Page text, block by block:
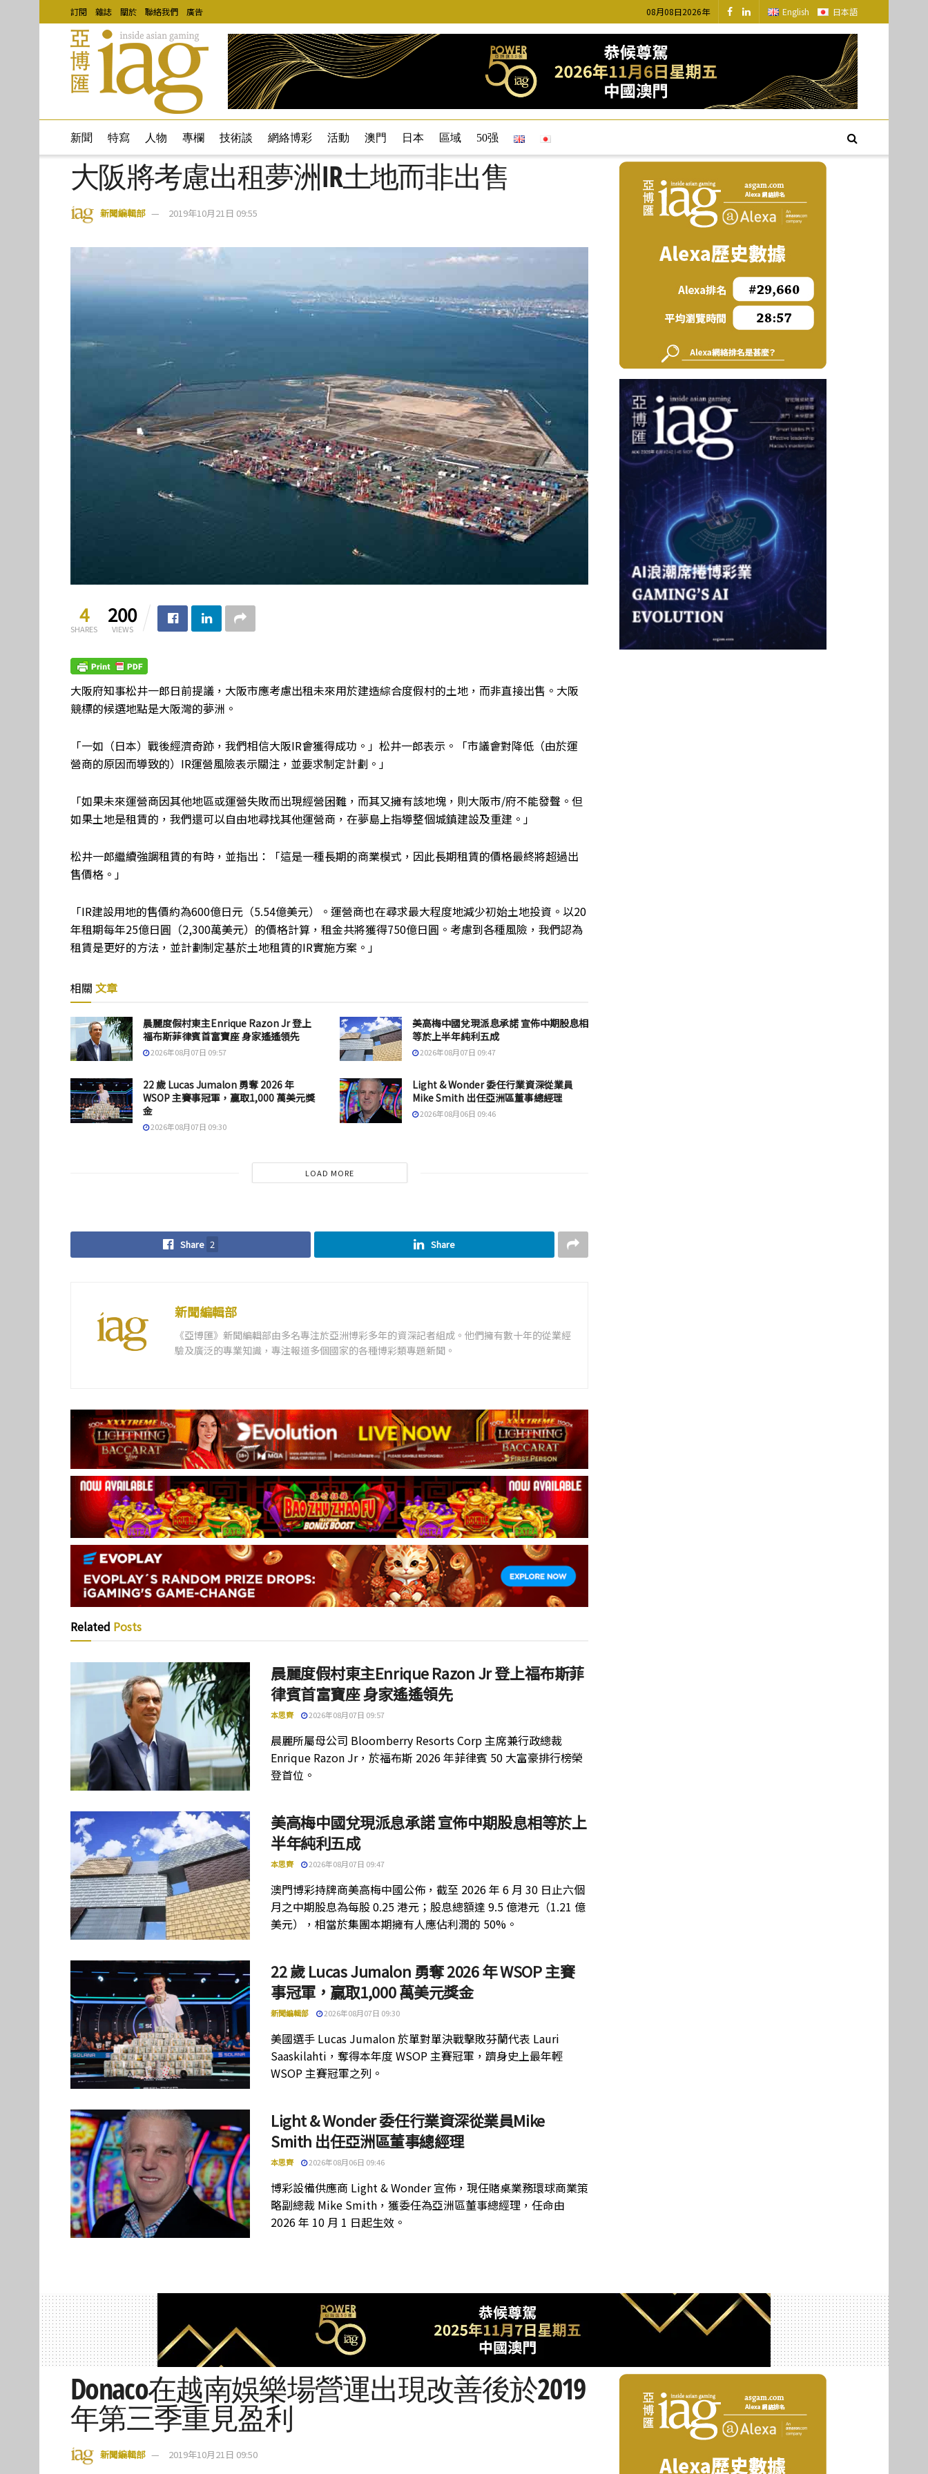
訂閱 雜誌 關於 聯絡我們 廣告 08月08日2026年 English 日本語
新聞 特寫 人物 專欄 技術談 網絡博彩 活動 澳門 日本 區域 50强
大阪將考慮出租夢洲IR土地而非出售
新聞編輯部 2019年10月21日 09:55
4
SHARES
200
VIEWS
大阪府知事松井一郎日前提議，大阪市應考慮出租未來用於建造綜合度假村的土地，而非直接出售。大阪
競標的候選地點是大阪灣的夢洲。
「一如（日本）戰後經濟奇跡，我們相信大阪IR會獲得成功。」松井一郎表示。「市議會對降低（由於運
營商的原因而導致的）IR運營風險表示關注，並要求制定計劃。」
「如果未來運營商因其他地區或運營失敗而出現經營困難，而其又擁有該地塊，則大阪市/府不能發聲。但
如果土地是租賃的，我們還可以自由地尋找其他運營商，在夢島上指導整個城鎮建設及重建。」
松井一郎繼續強調租賃的有時，並指出：「這是一種長期的商業模式，因此長期租賃的價格最終將超過出
售價格。」
「IR建設用地的售價約為600億日元（5.54億美元）。運營商也在尋求最大程度地減少初始土地投資。以20
年租期每年25億日圓（2,300萬美元）的價格計算，租金共將獲得750億日圓。考慮到各種風險，我們認為
租賃是更好的方法，並計劃制定基於土地租賃的IR實施方案。」
相關 文章
晨麗度假村東主Enrique Razon Jr 登上
福布斯菲律賓首富寶座 身家遙遙領先
2026年08月07日 09:57
美高梅中國兌現派息承諾 宣佈中期股息相
等於上半年純利五成
2026年08月07日 09:47
22 歲 Lucas Jumalon 勇奪 2026 年
WSOP 主賽事冠軍，贏取1,000 萬美元獎
金
2026年08月07日 09:30
Light & Wonder 委任行業資深從業員
Mike Smith 出任亞洲區董事總經理
2026年08月06日 09:46
LOAD MORE
Share 2 Share
新聞編輯部
《亞博匯》新聞編輯部由多名專注於亞洲博彩多年的資深記者組成。他們擁有數十年的從業經
驗及廣泛的專業知識，專注報道多個國家的各種博彩類專題新聞。
Related Posts
晨麗度假村東主Enrique Razon Jr 登上福布斯菲
律賓首富寶座 身家遙遙領先
本思齊 2026年08月07日 09:57
晨麗所屬母公司 Bloomberry Resorts Corp 主席兼行政總裁
Enrique Razon Jr，於福布斯 2026 年菲律賓 50 大富豪排行榜榮
登首位。
美高梅中國兌現派息承諾 宣佈中期股息相等於上
半年純利五成
本思齊 2026年08月07日 09:47
澳門博彩持牌商美高梅中國公佈，截至 2026 年 6 月 30 日止六個
月之中期股息為每股 0.25 港元；股息總額達 9.5 億港元（1.21 億
美元），相當於集團本期擁有人應佔利潤的 50%。
22 歲 Lucas Jumalon 勇奪 2026 年 WSOP 主賽
事冠軍，贏取1,000 萬美元獎金
新聞編輯部 2026年08月07日 09:30
美國選手 Lucas Jumalon 於單對單決戰擊敗芬蘭代表 Lauri
Saaskilahti，奪得本年度 WSOP 主賽冠軍，躋身史上最年輕
WSOP 主賽冠軍之列。
Light & Wonder 委任行業資深從業員Mike
Smith 出任亞洲區董事總經理
本思齊 2026年08月06日 09:46
博彩設備供應商 Light & Wonder 宣佈，現任賭桌業務環球商業策
略副總裁 Mike Smith，獲委任為亞洲區董事總經理，任命由
2026 年 10 月 1 日起生效。
Donaco在越南娛樂場營運出現改善後於2019
年第三季重見盈利
新聞編輯部 2019年10月21日 09:50